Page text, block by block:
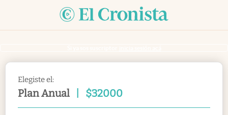
Elegiste el:
Plan Anual $32000